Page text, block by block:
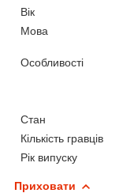
Вік
Мова
Особливості
Стан
Кількість гравців
Рік випуску
Приховати